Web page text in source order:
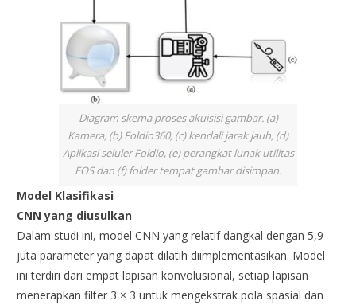
Diagram skema proses akuisisi gambar. (a)
Kamera, (b) Foldio360, (c) kendali jarak jauh, (d)
Aplikasi seluler Foldio, (e) perangkat lunak utilitas
EOS dan (f) folder tempat gambar disimpan.
Model Klasifikasi
CNN yang diusulkan
Dalam studi ini, model CNN yang relatif dangkal dengan 5,9
juta parameter yang dapat dilatih diimplementasikan. Model
ini terdiri dari empat lapisan konvolusional, setiap lapisan
menerapkan filter 3 × 3 untuk mengekstrak pola spasial dan